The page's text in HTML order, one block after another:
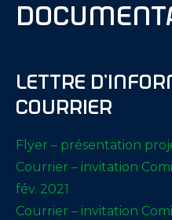
Lettre
Courrier
Flyer – présentation
Courrier – invitation
fév. 2021
Courrier – invitation